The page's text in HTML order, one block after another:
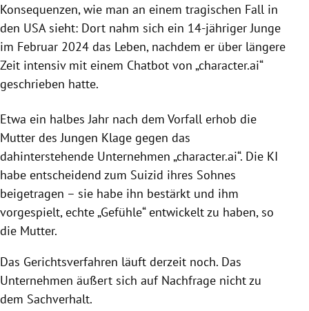
Konsequenzen, wie man an einem tragischen Fall in
den USA sieht: Dort nahm sich ein 14-jähriger Junge
im Februar 2024 das Leben, nachdem er über längere
Zeit intensiv mit einem Chatbot von „character.ai“
geschrieben hatte.
Etwa ein halbes Jahr nach dem Vorfall erhob die
Mutter des Jungen Klage gegen das
dahinterstehende Unternehmen „character.ai“. Die KI
habe entscheidend zum Suizid ihres Sohnes
beigetragen – sie habe ihn bestärkt und ihm
vorgespielt, echte „Gefühle“ entwickelt zu haben, so
die Mutter.
Das Gerichtsverfahren läuft derzeit noch. Das
Unternehmen äußert sich auf Nachfrage nicht zu
dem Sachverhalt.